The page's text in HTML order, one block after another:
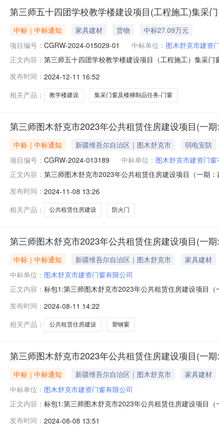
第三师五十四团学校教学楼建设项目(工程施工)集采
中标｜中标通知 家具建材 货物
中标27.09万元
项目编号： CGRW-2024-015029-01 中标单位： 图木舒克市建资
正文内容： 第三师五十四团学校教学楼建设项目（工程施工）集采
中标金额(元)：270968.7
发布时间： 2024-12-11 16:52
相关产品：
教学楼建设 集采门窗及楼梯制品任务-门窗
第三师图木舒克市2023年公共租赁住房建设项目(一
中标｜中标通知 新疆维吾尔自治区｜图木舒克市
弱电安防
项目编号： CGRW-2024-013189 中标单位： 图木舒克市建资门
正文内容： 第三师图木舒克市2023年公共租赁住房建设项目（一期
梯制品任务-防火门序号：1中标单位名称：图木舒克市
发布时间： 2024-11-08 13:26
相关产品：
公共租赁住房建设 防火门
第三师图木舒克市2023年公共租赁住房建设项目(一
中标｜中标通知 新疆维吾尔自治区｜图木舒克市
家具建材
中标单位： 图木舒克市建资门窗有限公司
正文内容： 标包1:第三师图木舒克市2023年公共租赁住房建设项目
发布时间： 2024-08-11 14:22
相关产品：
公共租赁住房建设 塑钢窗
第三师图木舒克市2023年公共租赁住房建设项目(一
中标｜中标通知 新疆维吾尔自治区｜图木舒克市
家具建材
中标单位： 图木舒克市建资门窗有限公司
正文内容： 标包1:第三师图木舒克市2023年公共租赁住房建设项目
发布时间： 2024-08-08 13:51